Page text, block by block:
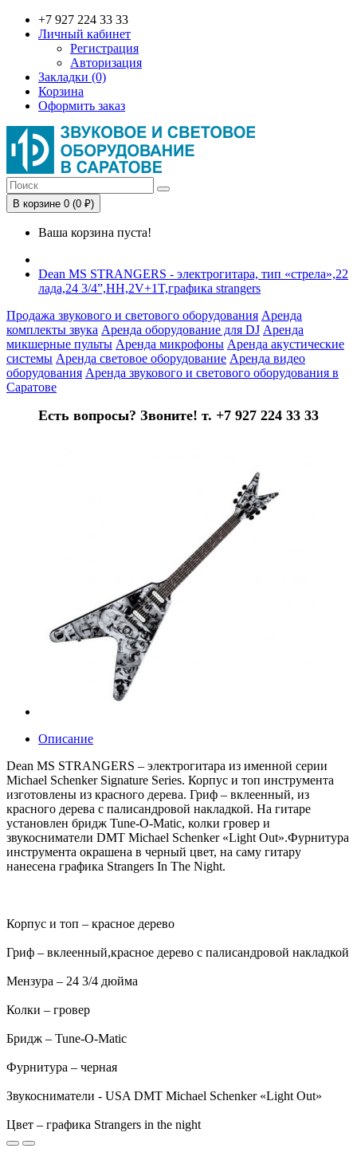
+7 927 224 33 33
Личный кабинет
Регистрация
Авторизация
Закладки (0)
Корзина
Оформить заказ
В корзине 0 (0 ₽)
Ваша корзина пуста!
Dean MS STRANGERS - электрогитара, тип «стрела»,22
лада,24 3/4”,HH,2V+1T,графика strangers
Продажа звукового и светового оборудования Аренда
комплекты звука Аренда оборудование для DJ Аренда
микшерные пульты Аренда микрофоны Аренда акустические
системы Аренда световое оборудование Аренда видео
оборудования Аренда звукового и светового оборудования в
Саратове
Есть вопросы? Звоните! т. +7 927 224 33 33
Описание
Dean MS STRANGERS – электрогитара из именной серии
Michael Schenker Signature Series. Корпус и топ инструмента
изготовлены из красного дерева. Гриф – вклеенный, из
красного дерева с палисандровой накладкой. На гитаре
установлен бридж Tune-O-Matic, колки гровер и
звукосниматели DMT Michael Schenker «Light Out».Фурнитура
инструмента окрашена в черный цвет, на саму гитару
нанесена графика Strangers In The Night.
Корпус и топ – красное дерево
Гриф – вклеенный,красное дерево с палисандровой накладкой
Мензура – 24 3/4 дюйма
Колки – гровер
Бридж – Tune-O-Matic
Фурнитура – черная
Звукосниматели - USA DMT Michael Schenker «Light Out»
Цвет – графика Strangers in the night